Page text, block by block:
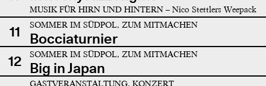
MUSIK FÜR HIRN UND HINTERN – Nico Stettlers Weepack
11 SOMMER IM SÜDPOL, ZUM MITMACHEN
Bocciaturnier
12
SOMMER IM SÜDPOL, ZUM MITMACHEN
Big in Japan
GASTVERANSTALTUNG, KONZERT